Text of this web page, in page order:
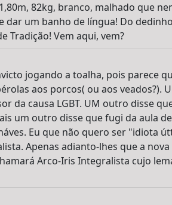
82kg, branco, malhado que
dar um banho de língua! Do
Tradição! Vem aqui, vem?
jogando a toalha, pois parece
aos porcos( ou aos veados?).
da causa LGBT. UM outro disse
um outro disse que fugi da aula
Eu que não quero ser "idiota
Apenas adianto-lhes que a
Arco-Iris Integralista cujo